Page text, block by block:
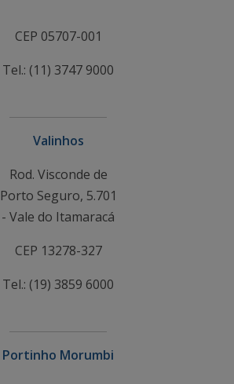
CEP 05707-001
Tel.: (11) 3747 9000
Valinhos
Rod. Visconde de
Porto Seguro, 5.701
- Vale do Itamaracá
CEP 13278-327
Tel.: (19) 3859 6000
Portinho Morumbi